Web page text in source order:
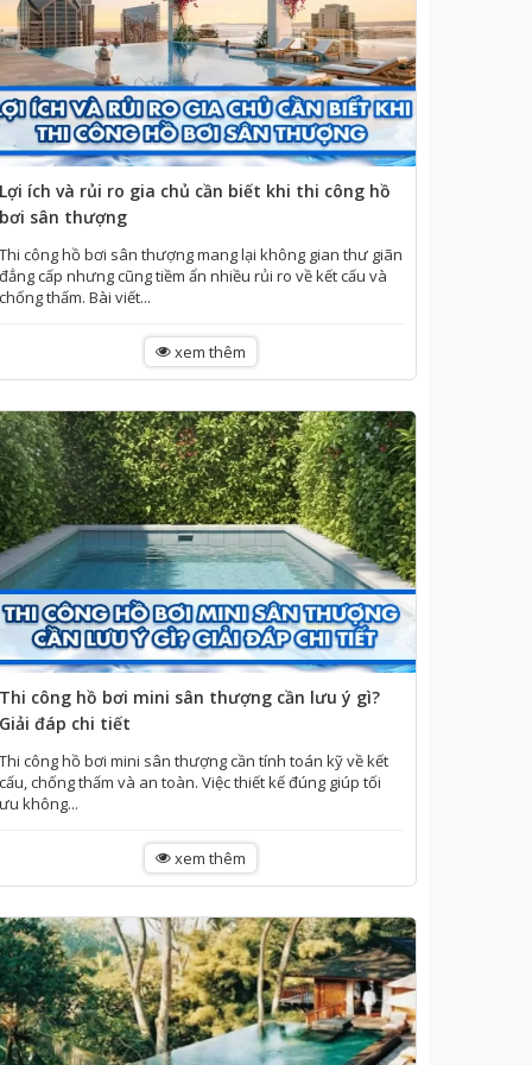
ích và rủi ro gia chủ cần biết khi thi công hồ
sân thượng
công hồ bơi sân thượng mang lại không gian thư giãn
cấp nhưng cũng tiềm ẩn nhiều rủi ro về kết cấu và
thấm. Bài viết...
xem thêm
công hồ bơi mini sân thượng cần lưu ý gì?
đáp chi tiết
công hồ bơi mini sân thượng cần tính toán kỹ về kết
chống thấm và an toàn. Việc thiết kế đúng giúp tối
không...
xem thêm